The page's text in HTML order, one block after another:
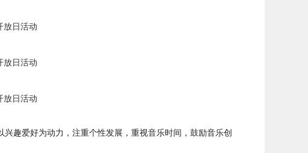
趣爱好为动力，注重个性发展，重视音乐时间，鼓励音乐创